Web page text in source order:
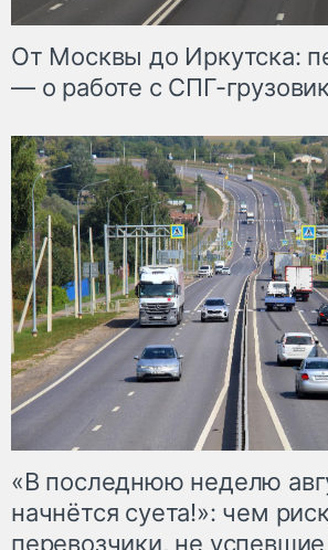
От Москвы до Иркутска:
— о работе с СПГ-
«В последнюю неделю
начнётся суета!»: чем
перевозчики, не